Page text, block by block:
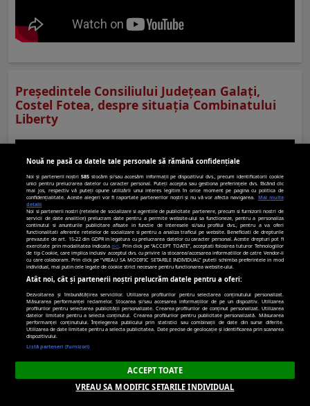
Preşedintele Consiliului Judeţean Galaţi,
Costel Fotea, despre situaţia Combinatului
Liberty
Ultimele Ştiri
Nouă ne pasă ca datele tale personale să rămână confidențiale
Noi și partenerii noștri585 stocăm și/sau accesăm informații pe dispozitivul dvs., precum identificatorii cookie
unici pentru prelucrarea datelor cu caracter personal. Puteți accepta sau gestiona preferințele dvs. făcând clic
mai jos, respectiv vă puteți opune utilizării unui interes legitim în orice moment pe pagina cu politica de
confidențialitate. Aceste alegeri vor fi raportate partenerilor noștri și nu vă vor afecta navigarea.
Mai multe
detalii
Noi si partenerii nostri (retelele de socializare si agentiile de publicitate partenere, precum si furnizorii nostri de
servicii de date analitice) prelucram date pentru a permite website-ului sa functioneze, pentru a personaliza
continutul si anunturile publicitare afisate in functie de interesele si/sau profilul dvs., pentru a va oferi
functionalitati aferente retelelor de socializare si pentru a analiza traficul pe website. Beneficiati de drepturile
prevazute de art. 15-22 din GDPR in legatura cu prelucrarea datelor cu caracter personal. Aceste drepturi pot fi
exercitate prin modalitatea indicataaici . Prin click pe “ACCEPT TOATE”, acceptati folosirea tuturor Tehnologiilor
de tip Cookie, care implica inclusiv acceptul dvs. cu privire la stocarea/accesarea informatiilor de catre Vendor-ii
cu care colaboram. Prin click pe “VREAU SA MODIFIC SETARILE INDIVIDUAL” puteti schimba preferintele in mod
individual, mai putin cele legate de cookie strict necesare pentru functionarea website-ului.
Atât noi, cât și partenerii noștri prelucrăm datele pentru a oferi:
Dezvoltarea și îmbunătățirea serviciilor. Utilizarea profilurilor pentru selectarea conținutului personalizat.
Măsurarea performanței reclamelor. Stocarea și/sau accesarea informațiilor de pe un dispozitiv. Utilizarea
profilurilor pentru selectarea publicității personalizate. Crearea profilurilor de conținut personalizat. Utilizarea
datelor limitate pentru a selecta conținutul. Crearea profilurilor pentru publicitate personalizată. Măsurarea
performanței conținutului. Înțelegerea publicului prin statistici sau combinații de date din surse diferite.
Utilizarea de date limitate pentru a selecta publicitatea. Date precise de geolocație și identificarea prin scanarea
dispozitivului.
Listă parteneri (furnizori)
ACCEPT TOATE
VREAU SA MODIFIC SETARILE INDIVIDUAL